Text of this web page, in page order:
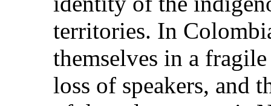
territories. In
themselves in a
loss of speakers, and